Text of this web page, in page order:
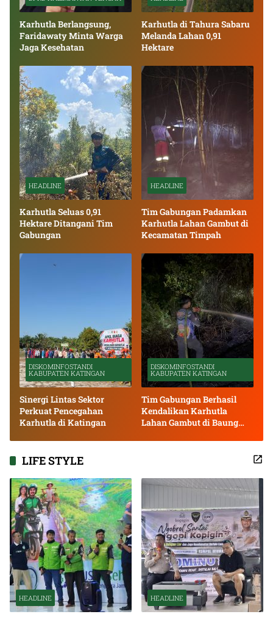
Karhutla Berlangsung,
Faridawaty Minta Warga
Jaga Kesehatan
Karhutla di Tahura Sabaru
Melanda Lahan 0,91
Hektare
HEADLINE
Karhutla Seluas 0,91
Hektare Ditangani Tim
Gabungan
HEADLINE
Tim Gabungan Padamkan
Karhutla Lahan Gambut di
Kecamatan Timpah
DISKOMINFOSTANDI
KABUPATEN KATINGAN
Sinergi Lintas Sektor
Perkuat Pencegahan
Karhutla di Katingan
DISKOMINFOSTANDI
KABUPATEN KATINGAN
Tim Gabungan Berhasil
Kendalikan Karhutla
Lahan Gambut di Baung
LIFE STYLE
HEADLINE HEADLINE